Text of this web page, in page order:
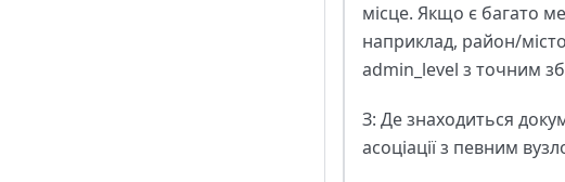
місце. Якщо є багато
наприклад, район/
admin_level з точним
З: Де знаходиться
асоціації з певним